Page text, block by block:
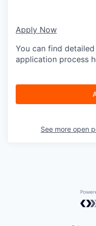
Apply Now
You can find
application process
See more open